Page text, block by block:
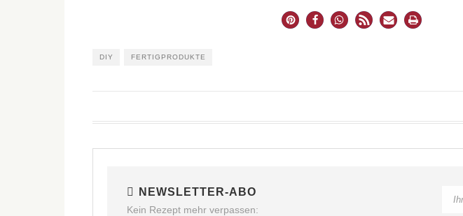
DIY FERTIGPRODUKTE
NEWSLETTER-ABO
Kein Rezept mehr verpassen: